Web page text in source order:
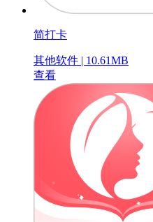
简打卡
其他软件 | 10.61MB
查看